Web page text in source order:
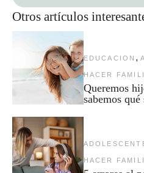
Otros artículos
EDUCACION ,
HACER
Queremos
sabemos
HACER